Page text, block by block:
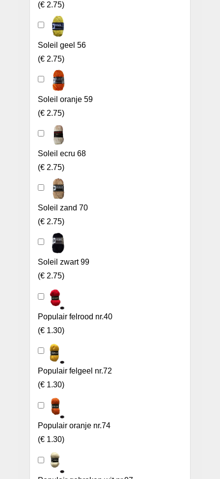
(€ 2.75)
Soleil geel 56
(€ 2.75)
Soleil oranje 59
(€ 2.75)
Soleil ecru 68
(€ 2.75)
Soleil zand 70
(€ 2.75)
Soleil zwart 99
(€ 2.75)
Populair felrood nr.40
(€ 1.30)
Populair felgeel nr.72
(€ 1.30)
Populair oranje nr.74
(€ 1.30)